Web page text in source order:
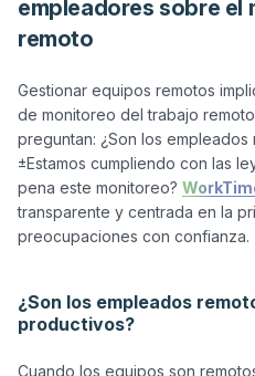
empleadores sobre el
remoto
Gestionar equipos remotos
de monitoreo del trabajo
preguntan: ¿Son los
±Estamos cumpliendo con las
pena este monitoreo?
transparente y centrada en la
preocupaciones con confianza.
¿Son los empleados
productivos?
Cuando los equipos son